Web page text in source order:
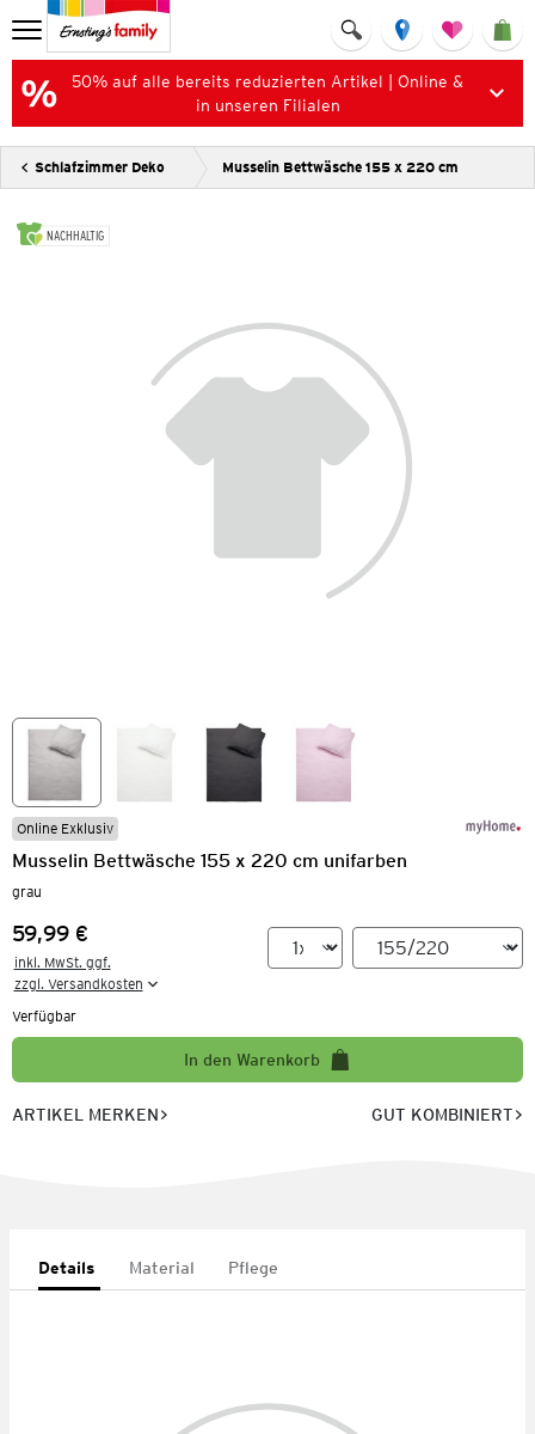
50% auf alle bereits reduzierten Artikel | Online &
in unseren Filialen
Schlafzimmer Deko Musselin Bettwäsche 155 x 220 cm
NACHHALTIG
Online Exklusiv
Musselin Bettwäsche 155 x 220 cm unifarben
grau
Preis:
59,99 €
inkl. MwSt. ggf.
zzgl. Versandkosten
Verfügbar
In den Warenkorb
ARTIKEL MERKEN GUT KOMBINIERT
Details Material Pflege